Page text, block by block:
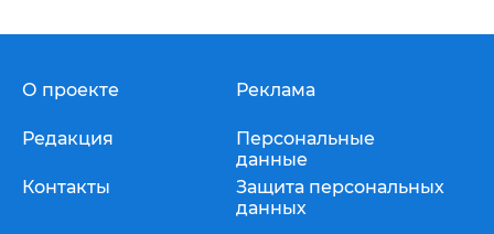
О проекте
Редакция
Контакты
Реклама
Персональные
данные
Защита персональных
данных